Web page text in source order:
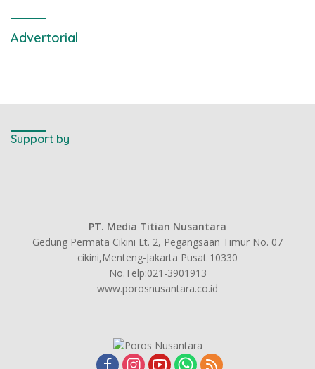
Advertorial
Support by
PT. Media Titian Nusantara
Gedung Permata Cikini Lt. 2, Pegangsaan Timur No. 07
cikini,Menteng-Jakarta Pusat 10330
No.Telp:021-3901913
www.porosnusantara.co.id